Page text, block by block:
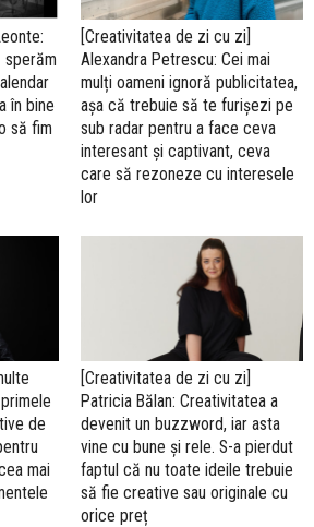
sperăm
în bine
să fim
[Creativitatea de zi cu zi]
Alexandra Petrescu: Cei mai
mulți oameni ignoră publicitatea,
așa că trebuie să te furișezi pe
sub radar pentru a face ceva
interesant și captivant, ceva
care să rezoneze cu interesele
lor
de
mai
[Creativitatea de zi cu zi]
Patricia Bălan: Creativitatea a
devenit un buzzword, iar asta
vine cu bune și rele. S-a pierdut
faptul că nu toate ideile trebuie
să fie creative sau originale cu
orice preț